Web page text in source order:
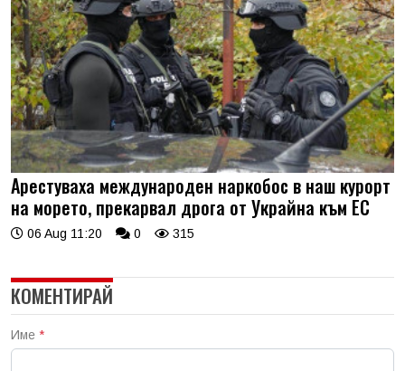
Арестуваха международен наркобос в наш курорт
на морето, прекарвал дрога от Украйна към ЕС
06 Aug 11:20 0 315
КОМЕНТИРАЙ
Име *